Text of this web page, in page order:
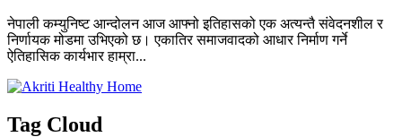
नेपाली कम्युनिष्ट आन्दोलन आज आफ्नो इतिहासको एक अत्यन्तै संवेदनशील र
निर्णायक मोडमा उभिएको छ। एकातिर समाजवादको आधार निर्माण गर्ने
ऐतिहासिक कार्यभार हाम्रा...
Tag Cloud